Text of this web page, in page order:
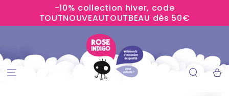
-10% collection hiver, code
TOUTNOUVEAUTOUTBEAU dès 50€
Panier